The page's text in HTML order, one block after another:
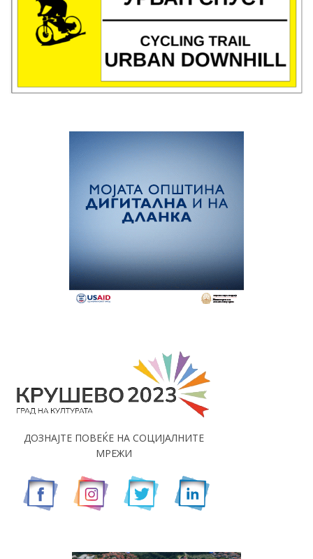
ДОЗНАЈТЕ ПОВЕЌЕ НА СОЦИЈАЛНИТЕ
МРЕЖИ